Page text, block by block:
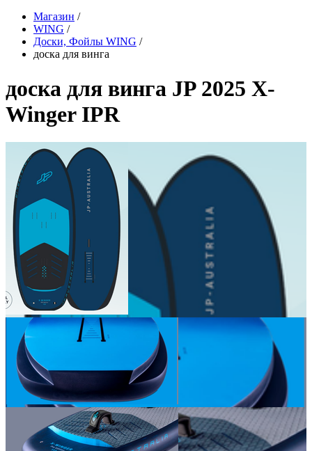
Магазин /
WING /
Доски, Фойлы WING /
доска для винга
доска для винга JP 2025 X-
Winger IPR